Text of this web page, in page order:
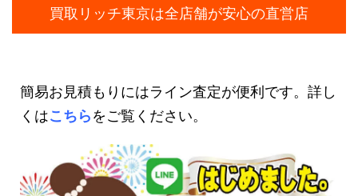
買取リッチ東京は全店舗が安心の直営店
簡易お見積もりにはライン査定が便利です。詳し
くはこちらをご覧ください。